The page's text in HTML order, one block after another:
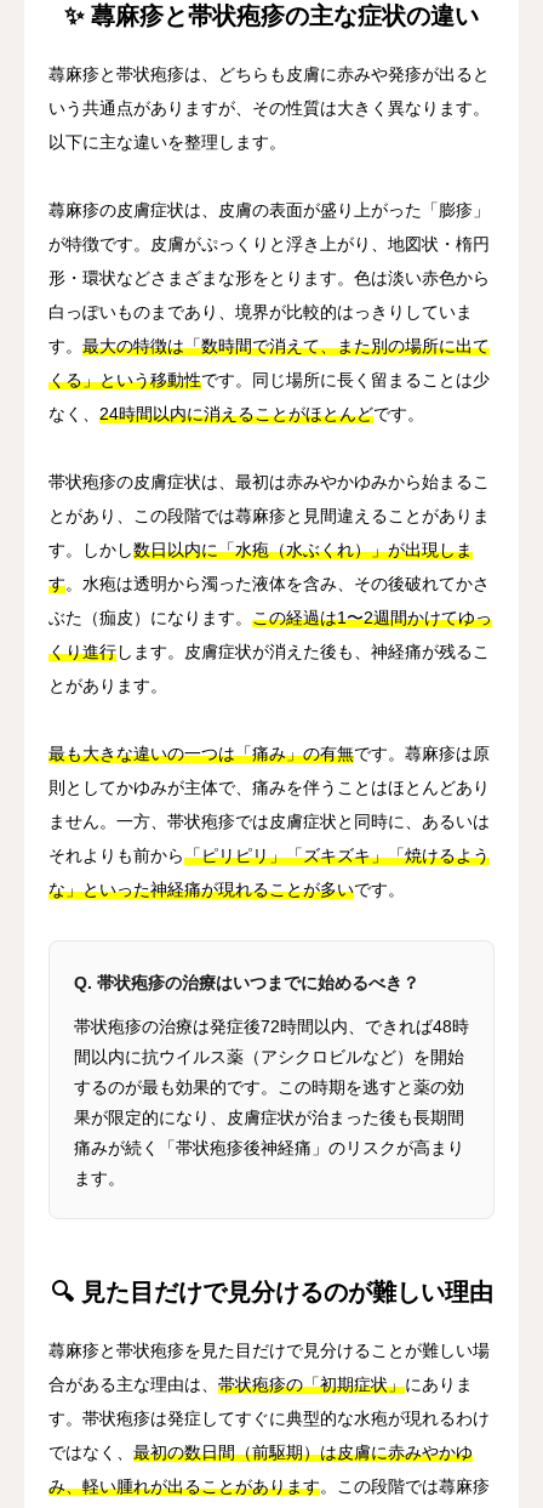
✨ 蕁麻疹と帯状疱疹の主な症状の違い
蕁麻疹と帯状疱疹は、どちらも皮膚に赤みや発疹が出ると
いう共通点がありますが、その性質は大きく異なります。
以下に主な違いを整理します。
蕁麻疹の皮膚症状は、皮膚の表面が盛り上がった「膨疹」
が特徴です。皮膚がぷっくりと浮き上がり、地図状・楕円
形・環状などさまざまな形をとります。色は淡い赤色から
白っぽいものまであり、境界が比較的はっきりしていま
す。 最大の特徴は「数時間で消えて、また別の場所に出て
くる」という移動性です。同じ場所に長く留まることは少
なく、 24時間以内に消えることがほとんどです。
帯状疱疹の皮膚症状は、最初は赤みやかゆみから始まるこ
とがあり、この段階では蕁麻疹と見間違えることがありま
す。しかし数日以内に「水疱（水ぶくれ）」が出現しま
す。水疱は透明から濁った液体を含み、その後破れてかさ
ぶた（痂皮）になります。 この経過は1〜2週間かけてゆっ
くり進行します。皮膚症状が消えた後も、神経痛が残るこ
とがあります。
最も大きな違いの一つは「痛み」の有無です。蕁麻疹は原
則としてかゆみが主体で、痛みを伴うことはほとんどあり
ません。一方、帯状疱疹では皮膚症状と同時に、あるいは
それよりも前から「ピリピリ」「ズキズキ」「焼けるよう
な」といった神経痛が現れることが多いです。
Q. 帯状疱疹の治療はいつまでに始めるべき？
帯状疱疹の治療は発症後72時間以内、できれば48時
間以内に抗ウイルス薬（アシクロビルなど）を開始
するのが最も効果的です。この時期を逃すと薬の効
果が限定的になり、皮膚症状が治まった後も長期間
痛みが続く「帯状疱疹後神経痛」のリスクが高まり
ます。
🔍 見た目だけで見分けるのが難しい理由
蕁麻疹と帯状疱疹を見た目だけで見分けることが難しい場
合がある主な理由は、 帯状疱疹の「初期症状」にありま
す。帯状疱疹は発症してすぐに典型的な水疱が現れるわけ
ではなく、 最初の数日間（前駆期）は皮膚に赤みやかゆ
み、軽い腫れが出ることがあります。この段階では蕁麻疹